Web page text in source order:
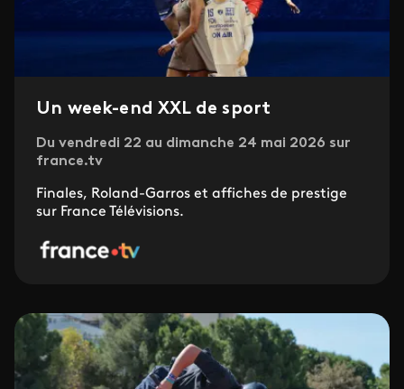
Un week-end XXL de sport
Du vendredi 22 au dimanche 24 mai 2026 sur
france.tv
Finales, Roland-Garros et affiches de prestige
sur France Télévisions.